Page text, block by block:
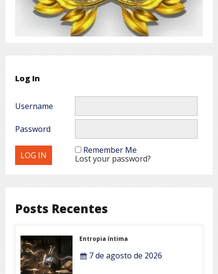
Log In
Username
Password
Remember Me
Lost your password?
Posts Recentes
Entropia íntima
7 de agosto de 2026